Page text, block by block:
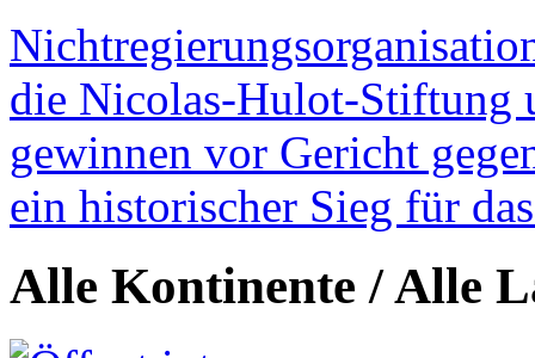
die Nicolas-Hulot-Stiftung
gewinnen vor Gericht
ein historischer Sieg für
Alle Kontinente / Alle